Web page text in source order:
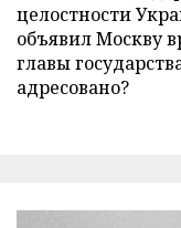
целостности
объявил Москву
главы
адресовано?